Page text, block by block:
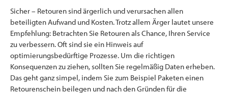
Sicher – Retouren sind ärgerlich und verursachen allen
beteiligten Aufwand und Kosten. Trotz allem Ärger lautet unsere
Empfehlung: Betrachten Sie Retouren als Chance, Ihren Service
zu verbessern. Oft sind sie ein Hinweis auf
optimierungsbedürftige Prozesse. Um die richtigen
Konsequenzen zu ziehen, sollten Sie regelmäßig Daten erheben.
Das geht ganz simpel, indem Sie zum Beispiel Paketen einen
Retourenschein beilegen und nach den Gründen für die